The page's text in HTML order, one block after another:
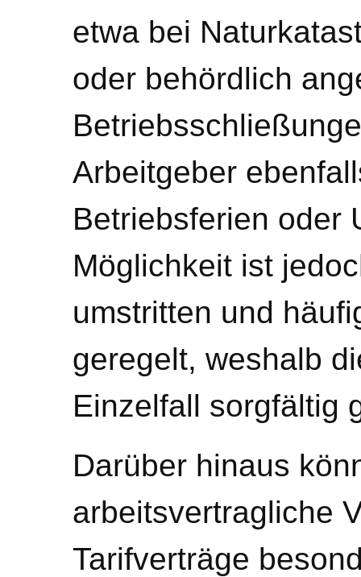
etwa bei
oder behördlich
Arbeitgeber
Betriebsferien oder
Möglichkeit ist
umstritten und
geregelt, weshalb
Einzelfall sorgfältig
Darüber hinaus
arbeitsvertragliche
Tarifverträge